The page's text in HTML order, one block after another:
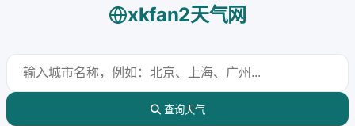
xkfan2天气网
查询天气